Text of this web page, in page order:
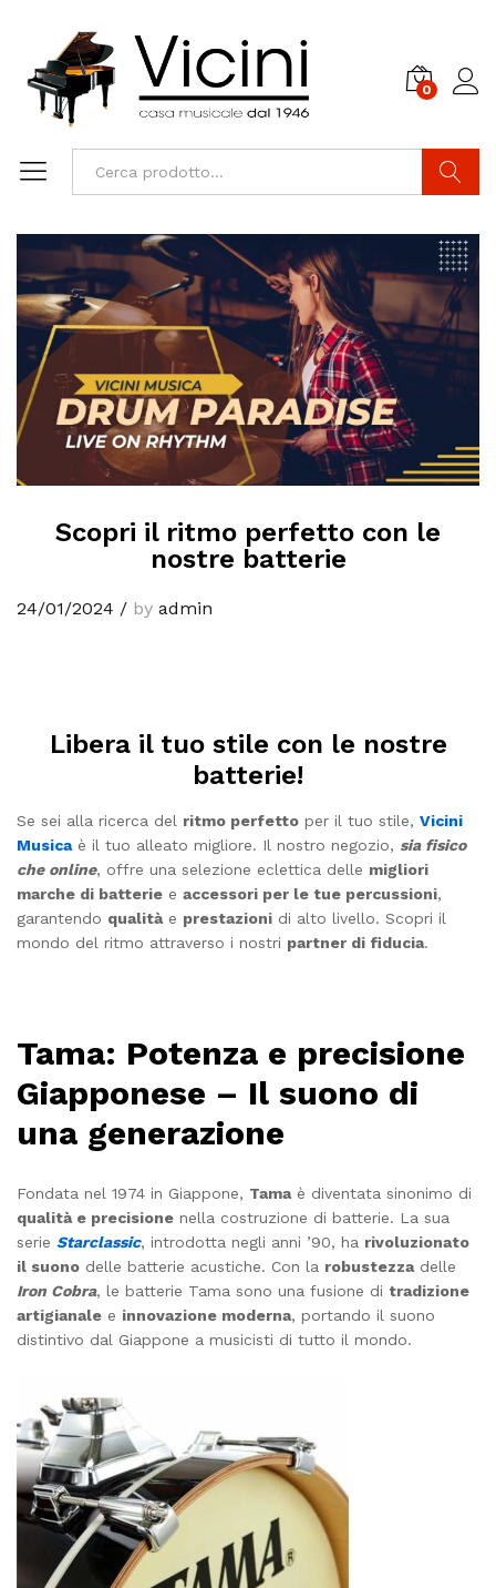
0
Scopri il ritmo perfetto con le
nostre batterie
24/01/2024 / by admin
Libera il tuo stile con le nostre
batterie!
Se sei alla ricerca del ritmo perfetto per il tuo stile, Vicini
Musicaè il tuo alleato migliore. Il nostro negozio, sia fisico
che online, offre una selezione eclettica delle migliori
marche di batterie e accessori per le tue percussioni,
garantendo qualitàe prestazioni di alto livello. Scopri il
mondo del ritmo attraverso i nostri partner di fiducia.
Tama: Potenza e precisione
Giapponese – Il suono di
una generazione
Fondata nel 1974 in Giappone, Tamaè diventata sinonimo di
qualità e precisione nella costruzione di batterie. La sua
serie Starclassic, introdotta negli anni ’90, ha rivoluzionato
il suono delle batterie acustiche. Con la robustezzadelle
Iron Cobra, le batterie Tama sono una fusione di tradizione
artigianale e innovazione moderna, portando il suono
distintivo dal Giappone a musicisti di tutto il mondo.